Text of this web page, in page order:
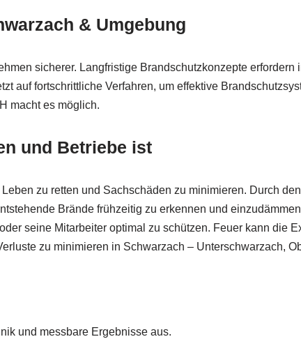
& Umgebung
sicherer. Langfristige Brandschutzkonzepte
auf fortschrittliche Verfahren, um effektive
macht es möglich.
und Betriebe ist
zu retten und Sachschäden zu minimieren. Durch
Brände frühzeitig zu erkennen und
seine Mitarbeiter optimal zu schützen. Feuer kann die
zu minimieren in Schwarzach – Unterschwarzach,
und messbare Ergebnisse aus.